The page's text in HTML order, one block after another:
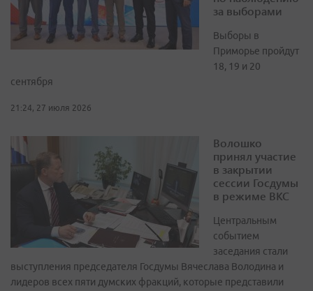
за выборами
Выборы в
Приморье пройдут
18, 19 и 20
сентября
21:24, 27 июля 2026
Волошко
принял участие
в закрытии
сессии Госдумы
в режиме ВКС
Центральным
событием
заседания стали
выступления председателя Госдумы Вячеслава Володина и
лидеров всех пяти думских фракций, которые представили